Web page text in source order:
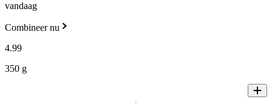
vandaag
Combineer nu
4.99
350 g